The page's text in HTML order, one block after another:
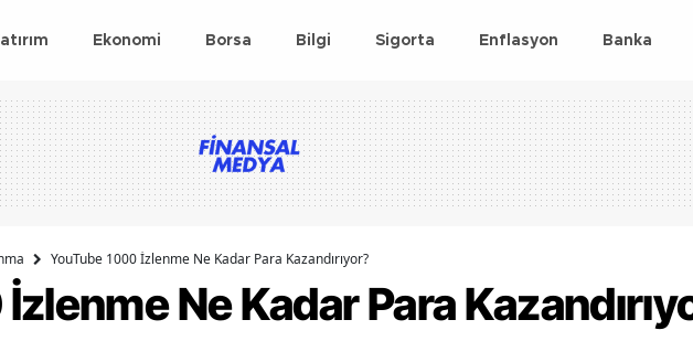
Ekonomi Borsa Bilgi Sigorta Enflasyon Banka
YouTube 1000 İzlenme Ne Kadar Para Kazandırıyor?
Ne Kadar Para